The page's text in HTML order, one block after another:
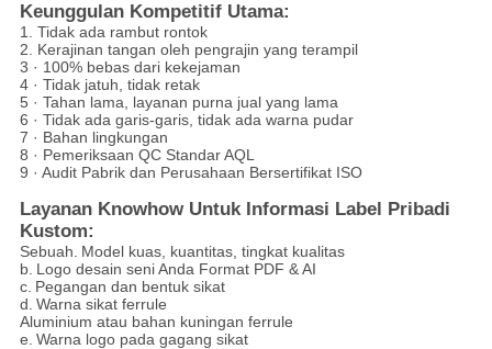
Keunggulan Kompetitif Utama:
1. Tidak ada rambut rontok
2. Kerajinan tangan oleh pengrajin yang terampil
3 · 100% bebas dari kekejaman
4 · Tidak jatuh, tidak retak
5 · Tahan lama, layanan purna jual yang lama
6 · Tidak ada garis-garis, tidak ada warna pudar
7 · Bahan lingkungan
8 · Pemeriksaan QC Standar AQL
9 · Audit Pabrik dan Perusahaan Bersertifikat ISO
Layanan Knowhow Untuk Informasi Label Pribadi
Kustom:
Sebuah. Model kuas, kuantitas, tingkat kualitas
b. Logo desain seni Anda Format PDF & AI
c. Pegangan dan bentuk sikat
d. Warna sikat ferrule
Aluminium atau bahan kuningan ferrule
e. Warna logo pada gagang sikat